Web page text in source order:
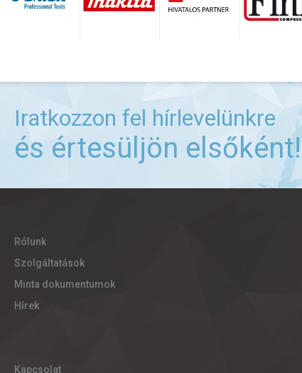
Iratkozzon fel hírlevelünkre
és értesüljön elsőként!
Rólunk
Szolgáltatások
Minta dokumentumok
Hírek
Kapcsolat